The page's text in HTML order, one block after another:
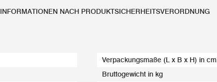
INFORMATIONEN NACH PRODUKTSICHERHEITSVERORDNUNG
Verpackungsmaße (L x B x H) in cm
Bruttogewicht in kg